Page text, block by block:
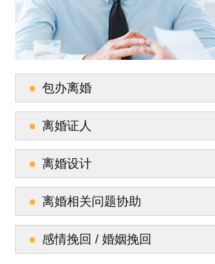
包办离婚
离婚证人
离婚设计
离婚相关问题协助
感情挽回 / 婚姻挽回